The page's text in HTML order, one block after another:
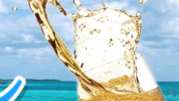
をご確認下さい。